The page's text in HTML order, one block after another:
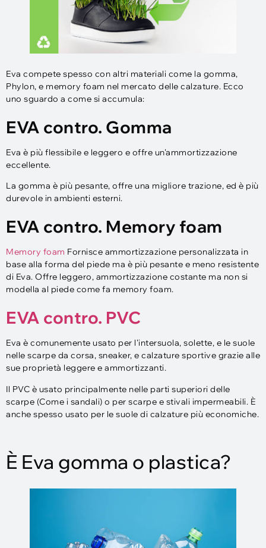
Eva compete spesso con altri materiali come la gomma,
Phylon, e memory foam nel mercato delle calzature. Ecco
uno sguardo a come si accumula:
EVA contro. Gomma
Eva è più flessibile e leggero e offre un'ammortizzazione
eccellente.
La gomma è più pesante, offre una migliore trazione, ed è più
durevole in ambienti esterni.
EVA contro. Memory foam
Memory foam Fornisce ammortizzazione personalizzata in
base alla forma del piede ma è più pesante e meno resistente
di Eva. Offre leggero, ammortizzazione costante ma non si
modella al piede come fa memory foam.
EVA contro. PVC
Eva è comunemente usato per l'intersuola, solette, e le suole
nelle scarpe da corsa, sneaker, e calzature sportive grazie alle
sue proprietà leggere e ammortizzanti.
Il PVC è usato principalmente nelle parti superiori delle
scarpe (Come i sandali) o per scarpe e stivali impermeabili. È
anche spesso usato per le suole di calzature più economiche.
È Eva gomma o plastica?